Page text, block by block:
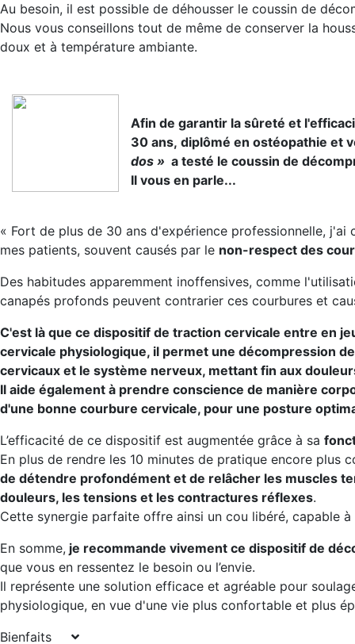
Au besoin, il est possible de déhousser le coussin de
Nous vous conseillons tout de même de conserver la
doux et à température ambiante.
Afin de garantir la sûreté et
30 ans, diplômé en ostéopathie et
dos » a testé le coussin de
Il vous en parle...
« Fort de plus de 30 ans d'expérience professionnelle, j'ai
mes patients, souvent causés par le non-respect des
Des habitudes apparemment inoffensives, comme
canapés profonds peuvent contrarier ces courbures et
C'est là que ce dispositif de traction cervicale entre en
cervicale physiologique, il permet une décompression
cervicaux et le système nerveux, mettant fin aux
Il aide également à prendre conscience de manière
d'une bonne courbure cervicale, pour une posture
L’efficacité de ce dispositif est augmentée grâce à sa
En plus de rendre les 10 minutes de pratique encore plus
de détendre profondément et de relâcher les muscles
douleurs, les tensions et les contractures réflexes.
Cette synergie parfaite offre ainsi un cou libéré, capable
En somme, je recommande vivement ce dispositif de
que vous en ressentez le besoin ou l’envie.
Il représente une solution efficace et agréable pour
physiologique, en vue d'une vie plus confortable et plus
Bienfaits